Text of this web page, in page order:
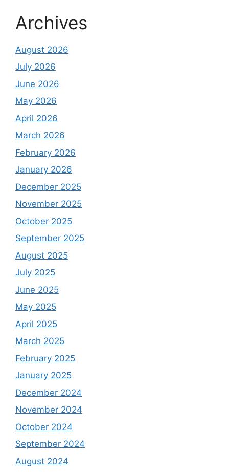
Archives
August 2026
July 2026
June 2026
May 2026
April 2026
March 2026
February 2026
January 2026
December 2025
November 2025
October 2025
September 2025
August 2025
July 2025
June 2025
May 2025
April 2025
March 2025
February 2025
January 2025
December 2024
November 2024
October 2024
September 2024
August 2024